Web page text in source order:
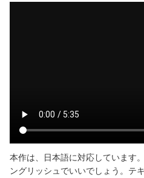
本作は、日本語に対応しています
ングリッシュでいいでしょう。テ